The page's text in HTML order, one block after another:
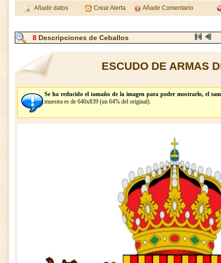
Añadir datos Crear Alerta Añadir Comentario
8Descripciones de Ceballos
ESCUDO DE ARMAS
Se ha reducido el tamaño de la imagen para poder mostrarlo, el
muestra es de 640x839 (un 64% del original).